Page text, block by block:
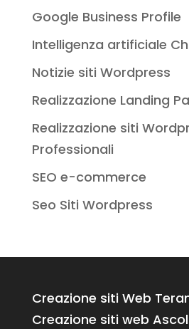
Google Business Profile
Intelligenza artificiale
Notizie siti Wordpress
Realizzazione Landing
Realizzazione siti
Professionali
SEO e-commerce
Seo Siti Wordpress
Creazione siti Web
Creazione siti web